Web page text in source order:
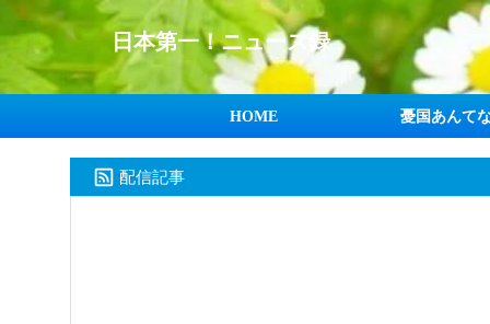
日本第一！ニュース録
HOME 憂国あんて
配信記事